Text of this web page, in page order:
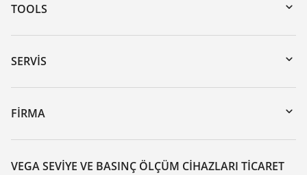
TOOLS
Download’lar
Seri numarası girerek cihaz arama
DTM Collection/PACTware
SERVIS
Cihazının geri gönderimi
Seminerler
Dirençlilik listesi
FIRMA
VEGA hakkında
Iletisim
VEGA SEVIYE VE BASINÇ ÖLÇÜM CIHAZLARI TICARET